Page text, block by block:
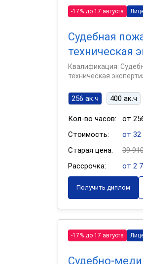
-17% до 17 августа
Судебная
техническая
Квалификация:
техническая
256 ак.ч 400 ак.ч
Кол-во часов:
от
Стоимость:
от 32
Старая цена:
39
Рассрочка:
от 2
Получить диплом
-17% до 17 августа
Судебно-